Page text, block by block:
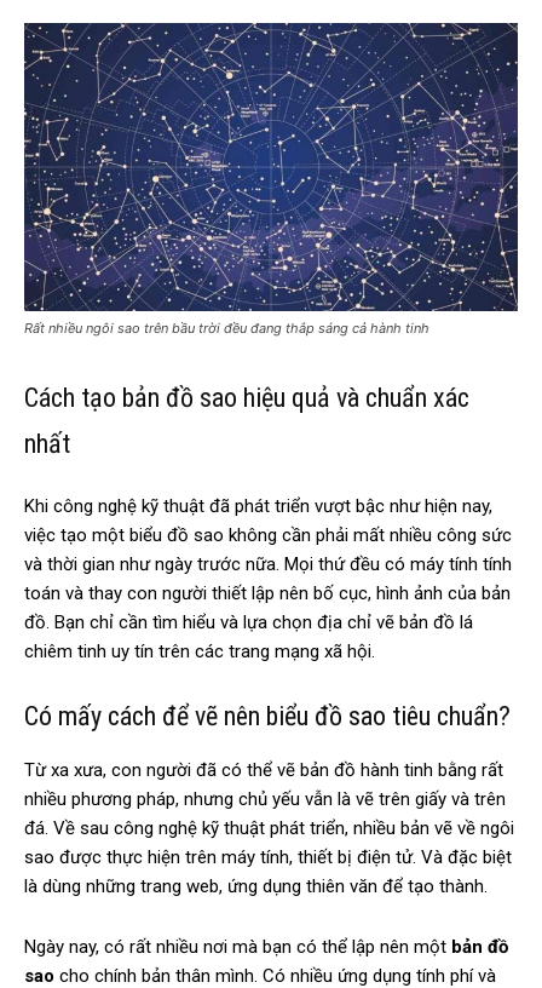
Rất nhiều ngôi sao trên bầu trời đều đang thắp sáng cả hành tinh
Cách tạo bản đồ sao hiệu quả và chuẩn xác
nhất
Khi công nghệ kỹ thuật đã phát triển vượt bậc như hiện nay,
việc tạo một biểu đồ sao không cần phải mất nhiều công sức
và thời gian như ngày trước nữa. Mọi thứ đều có máy tính tính
toán và thay con người thiết lập nên bố cục, hình ảnh của bản
đồ. Bạn chỉ cần tìm hiểu và lựa chọn địa chỉ vẽ bản đồ lá
chiêm tinh uy tín trên các trang mạng xã hội.
Có mấy cách để vẽ nên biểu đồ sao tiêu chuẩn?
Từ xa xưa, con người đã có thể vẽ bản đồ hành tinh bằng rất
nhiều phương pháp, nhưng chủ yếu vẫn là vẽ trên giấy và trên
đá. Về sau công nghệ kỹ thuật phát triển, nhiều bản vẽ về ngôi
sao được thực hiện trên máy tính, thiết bị điện tử. Và đặc biệt
là dùng những trang web, ứng dụng thiên văn để tạo thành.
Ngày nay, có rất nhiều nơi mà bạn có thể lập nên một bản đồ
sao cho chính bản thân mình. Có nhiều ứng dụng tính phí và